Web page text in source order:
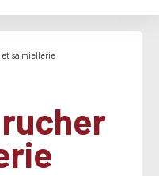
sa miellerie